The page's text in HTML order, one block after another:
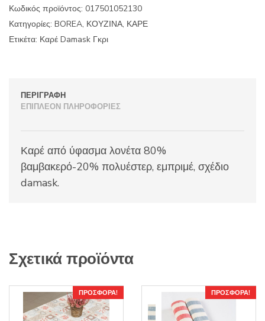
Κωδικός προϊόντος: 017501052130
Κατηγορίες: BOREA, ΚΟΥΖΙΝΑ, ΚΑΡΕ
Ετικέτα: Καρέ Damask Γκρι
ΠΕΡΙΓΡΑΦΉ
ΕΠΙΠΛΈΟΝ ΠΛΗΡΟΦΟΡΊΕΣ
Καρέ από ύφασμα λονέτα 80%
βαμβακερό-20% πολυέστερ, εμπριμέ, σχέδιο
damask.
Σχετικά προϊόντα
ΠΡΟΣΦΟΡΆ! ΠΡΟΣΦΟΡΆ!